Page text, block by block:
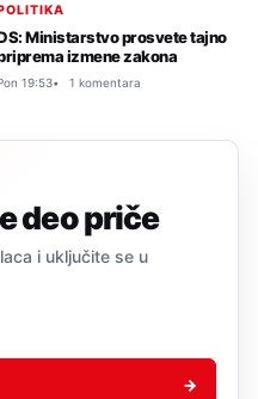
Ministarstvo prosvete tajno
izmene zakona
19:53 1 komentara
deo priče
i uključite se u
→